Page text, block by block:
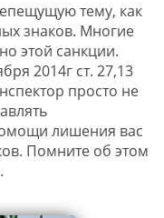
тему, как
знаков. Многие
этой санкции.
2014г ст. 27,13
просто не
лишения вас
Помните об этом